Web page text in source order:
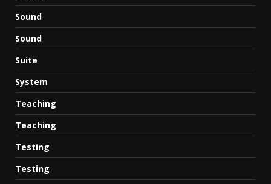
Sound
Sound
Suite
System
Teaching
Teaching
Testing
Testing